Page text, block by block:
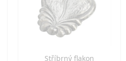
Stříbrný flakon